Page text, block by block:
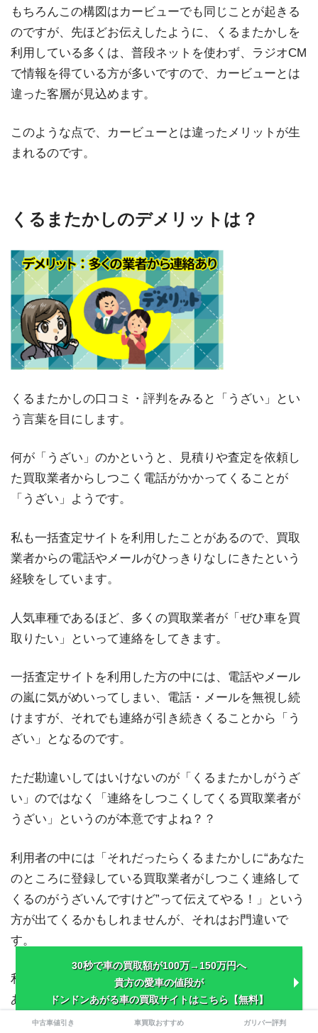
もちろんこの構図はカービューでも同じことが起きる
のですが、先ほどお伝えしたように、くるまたかしを
利用している多くは、普段ネットを使わず、ラジオCM
で情報を得ている方が多いですので、カービューとは
違った客層が見込めます。
このような点で、カービューとは違ったメリットが生
まれるのです。
くるまたかしのデメリットは？
くるまたかしの口コミ・評判をみると「うざい」とい
う言葉を目にします。
何が「うざい」のかというと、見積りや査定を依頼し
た買取業者からしつこく電話がかかってくることが
「うざい」ようです。
私も一括査定サイトを利用したことがあるので、買取
業者からの電話やメールがひっきりなしにきたという
経験をしています。
人気車種であるほど、多くの買取業者が「ぜひ車を買
取りたい」といって連絡をしてきます。
一括査定サイトを利用した方の中には、電話やメール
の嵐に気がめいってしまい、電話・メールを無視し続
けますが、それでも連絡が引き続きくることから「う
ざい」となるのです。
ただ勘違いしてはいけないのが「くるまたかしがうざ
い」のではなく「連絡をしつこくしてくる買取業者が
うざい」というのが本意ですよね？？
利用者の中には「それだったらくるまたかしに“あなた
のところに登録している買取業者がしつこく連絡して
くるのがうざいんですけど”って伝えてやる！」という
方が出てくるかもしれませんが、それはお門違いで
す。
利用者は、一括査定サイトを利用するということは、
あなたの車を真剣に買取りたい業者が連絡をしてきま
すし、複数の業者が買取りに手をあげるので、たくさ
30秒で車の買取額が100万→150万円へ
貴方の愛車の値段が
ドンドンあがる車の買取サイトはこちら【無料】
中古車値引き 車買取おすすめ ガリバー評判